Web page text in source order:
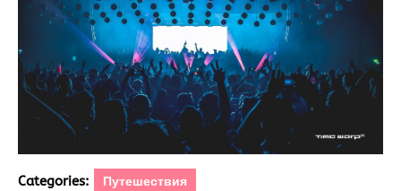
Categories: Путешествия